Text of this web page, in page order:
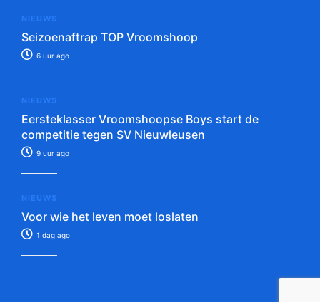
NIEUWS
Seizoenaftrap TOP Vroomshoop
6 uur ago
NIEUWS
Eersteklasser Vroomshoopse Boys start de
competitie tegen SV Nieuwleusen
9 uur ago
NIEUWS
Voor wie het leven moet loslaten
1 dag ago